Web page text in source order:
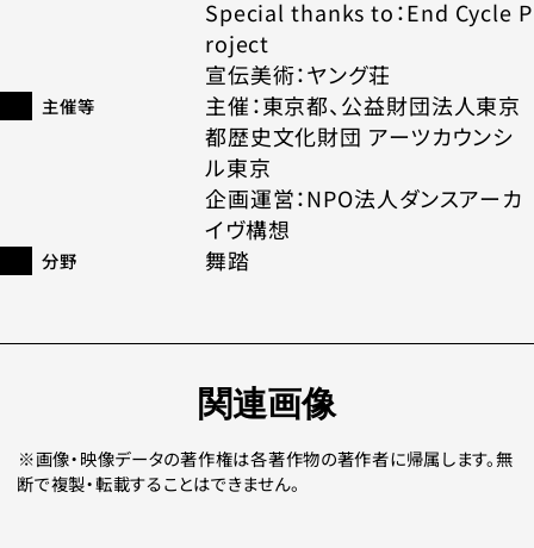
Special thanks to：End Cycle P
roject
宣伝美術：ヤング荘
主催等
主催：東京都、公益財団法人東京
都歴史文化財団 アーツカウンシ
ル東京
企画運営：NPO法人ダンスアーカ
イヴ構想
分野 舞踏
関連画像
画像・映像データの著作権は各著作物の著作者に帰属します。無
断で複製・転載することはできません。